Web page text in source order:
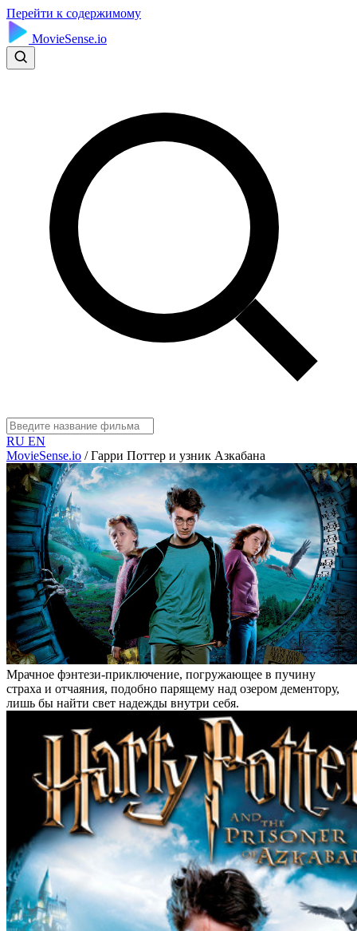
Перейти к содержимому
MovieSense.io
RU EN
MovieSense.io / Гарри Поттер и узник Азкабана
Мрачное фэнтези-приключение, погружающее в пучину
страха и отчаяния, подобно парящему над озером дементору,
лишь бы найти свет надежды внутри себя.